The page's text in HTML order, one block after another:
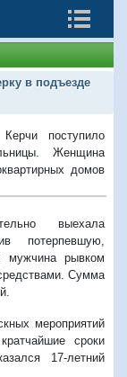
в подъезде
поступило
Женщина
домов
выехала
потерпевшую,
мужчина рывком
Сумма
мероприятий
сроки
17-летний